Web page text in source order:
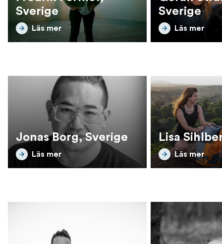
Sverige
Läs mer
Sverige
Läs mer
Jonas Borg, Sverige
Läs mer
Lisa
Läs mer